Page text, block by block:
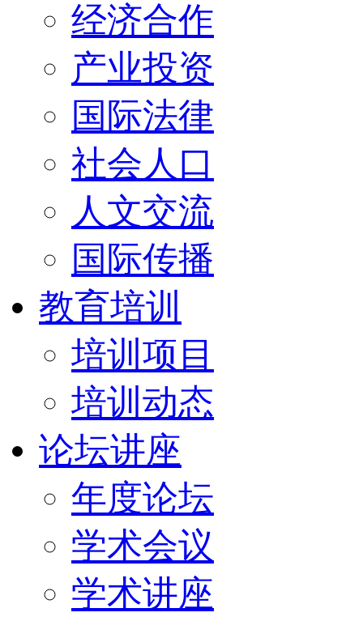
经济合作
产业投资
国际法律
社会人口
人文交流
国际传播
教育培训
培训项目
培训动态
论坛讲座
年度论坛
学术会议
学术讲座